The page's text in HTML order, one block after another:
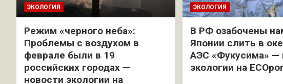
ЭКОЛОГИЯ
Режим «черного неба»:
Проблемы с воздухом в
феврале были в 19
российских городах —
новости экологии на
ЭКОЛОГИЯ
В РФ озабочены
Японии слить в
АЭС «Фукусима» —
экологии на